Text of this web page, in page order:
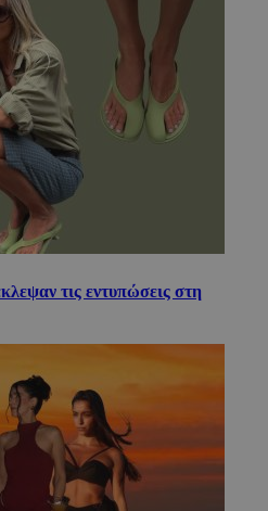
τις εντυπώσεις στη